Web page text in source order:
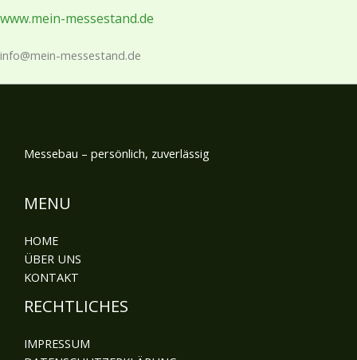
www.mein-messestand.de
info@mein-messestand.de
Messebau – persönlich, zuverlässig
MENU
HOME
ÜBER UNS
KONTAKT
RECHTLICHES
IMPRESSUM